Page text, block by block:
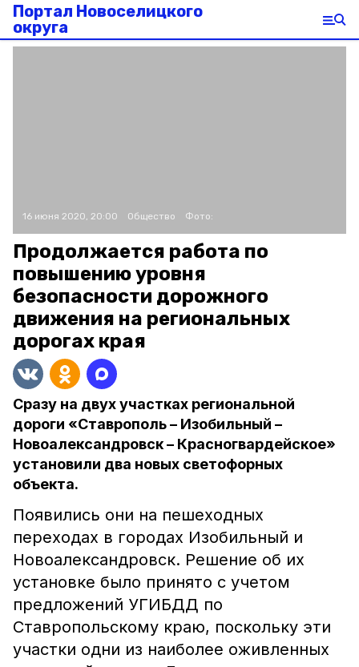
Портал Новоселицкого
округа
16 июня 2020, 20:00 Общество Фото:
Продолжается работа по
повышению уровня
безопасности дорожного
движения на региональных
дорогах края
Сразу на двух участках региональной
дороги «Ставрополь – Изобильный –
Новоалександровск – Красногвардейское»
установили два новых светофорных
объекта.
Появились они на пешеходных
переходах в городах Изобильный и
Новоалександровск. Решение об их
установке было принято с учетом
предложений УГИБДД по
Ставропольскому краю, поскольку эти
участки одни из наиболее оживленных